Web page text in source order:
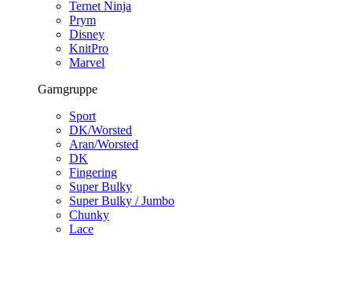
Ternet Ninja
Prym
Disney
KnitPro
Marvel
Garngruppe
Sport
DK/Worsted
Aran/Worsted
DK
Fingering
Super Bulky
Super Bulky / Jumbo
Chunky
Lace